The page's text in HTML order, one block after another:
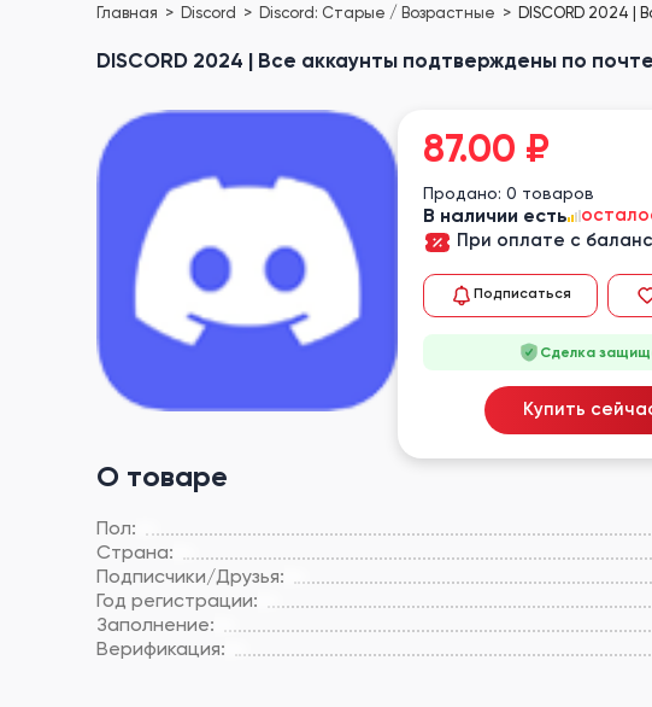
Главная Discord Discord: Старые / Возрастные DISCORD 2024 |
DISCORD 2024 | Все аккаунты подтверждены по почте
О товаре
Пол:
Страна:
Подписчики/Друзья:
Год регистрации:
Заполнение:
Верификация:
87.00 ₽
Продано: 0 товаров
В наличии есть
При оплате с
Подписаться
Сделка
Купить